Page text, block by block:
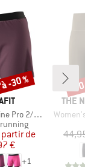
2/1 Shorts
réduit
partir de
€
+1
-30 %
THE
Article
-